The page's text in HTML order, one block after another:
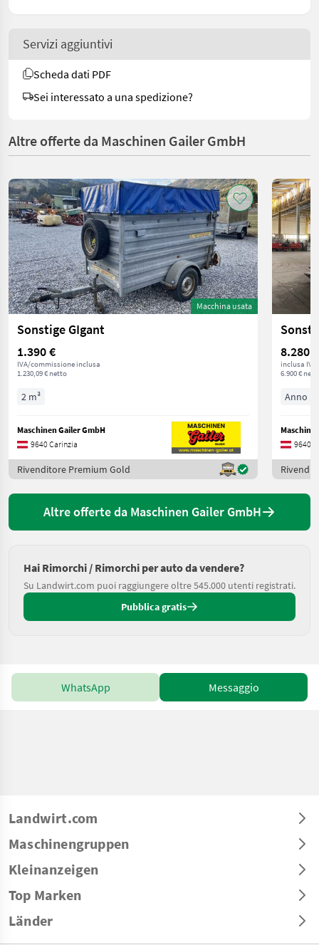
Servizi aggiuntivi
Scheda dati PDF
Sei interessato a una spedizione?
Altre offerte da Maschinen Gailer GmbH
Macchina usata
Sonstige GIgant
1.390 €
IVA/commissione inclusa
1.230,09 € netto
2 m³
Maschinen Gailer GmbH
9640 Carinzia
Rivenditore Premium Gold
8.280 €
inclusa IVA
6.900 €
Anno
9640
Altre offerte da Maschinen Gailer GmbH
Hai Rimorchi / Rimorchi per auto da vendere?
Su Landwirt.com puoi raggiungere oltre 545.000 utenti registrati.
Pubblica gratis
WhatsApp Messaggio
Landwirt.com
Maschinengruppen
Kleinanzeigen
Top Marken
Länder